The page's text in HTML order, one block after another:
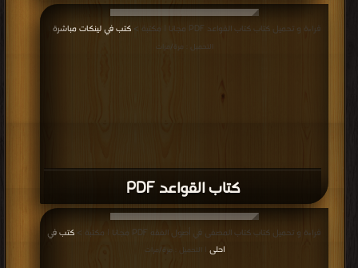
كتاب القواعد PDF
قراءة و تحميل كتاب كتاب القواعد PDF مجانا | مكتبة > كتب في لينكات مباشرة
التحميل : مرة/مرات
قراءة و تحميل كتاب كتاب المصفى في أصول الفقه PDF مجانا | مكتبة >
كتب في
احلى
| التحميل : مرة/مرات